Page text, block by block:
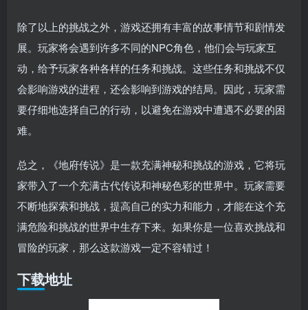
除了以上的挑战之外，游戏还拥有丰富的故事情节和剧情发
展。玩家将会遇到许多不同的NPC角色，他们会与玩家互
动，给予玩家各种各样的任务和挑战。这些任务和挑战不仅
会影响游戏的进程，还会影响到游戏的结局。因此，玩家需
要仔细地选择自己的行动，以避免在游戏中遭遇不必要的困
难。
总之，《地府传说》是一款充满神秘和挑战的游戏，它将玩
家带入了一个充满古代传说和神秘色彩的世界中。玩家需要
不断地探索和挑战，提高自己的实力和能力，才能在这个充
满危险和挑战的世界中生存下来。如果你是一位喜欢挑战和
冒险的玩家，那么这款游戏一定不容错过！
下载地址